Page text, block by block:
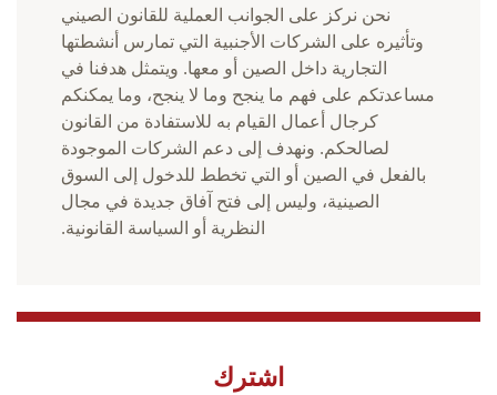
نحن نركز على الجوانب العملية للقانون الصيني
وتأثيره على الشركات الأجنبية التي تمارس أنشطتها
التجارية داخل الصين أو معها. ويتمثل هدفنا في
مساعدتكم على فهم ما ينجح وما لا ينجح، وما يمكنكم
كرجال أعمال القيام به للاستفادة من القانون
لصالحكم. ونهدف إلى دعم الشركات الموجودة
بالفعل في الصين أو التي تخطط للدخول إلى السوق
الصينية، وليس إلى فتح آفاق جديدة في مجال
النظرية أو السياسة القانونية.
اشترك